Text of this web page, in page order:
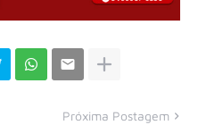
Próxima Postagem